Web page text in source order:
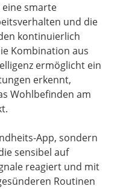
eine smarte
und die
kontinuierlich
Kombination aus
ermöglicht ein
erkennt,
Wohlbefinden am
App, sondern
sensibel auf
reagiert und mit
Routinen